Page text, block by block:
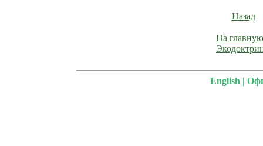
Назад
На
English |